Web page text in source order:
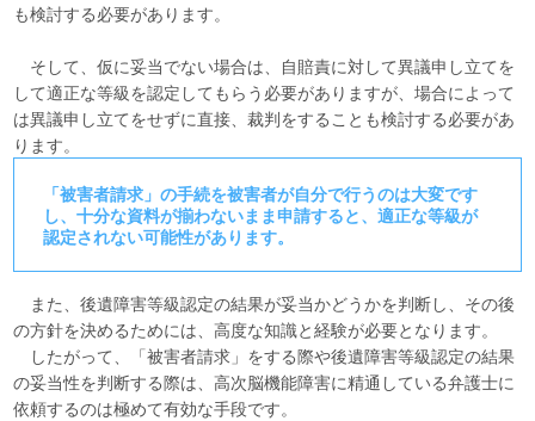
も検討する必要があります。
そして、仮に妥当でない場合は、自賠責に対して異議申し立てを
して適正な等級を認定してもらう必要がありますが、場合によって
は異議申し立てをせずに直接、裁判をすることも検討する必要があ
ります。
「被害者請求」の手続を被害者が自分で行うのは大変です
し、十分な資料が揃わないまま申請すると、適正な等級が
認定されない可能性があります。
また、後遺障害等級認定の結果が妥当かどうかを判断し、その後
の方針を決めるためには、高度な知識と経験が必要となります。
したがって、「被害者請求」をする際や後遺障害等級認定の結果
の妥当性を判断する際は、高次脳機能障害に精通している弁護士に
依頼するのは極めて有効な手段です。